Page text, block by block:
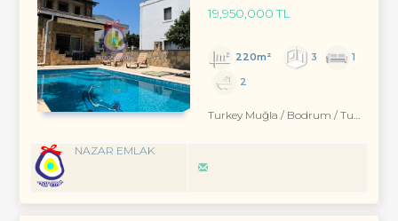
19,950,000 TL
220m² 3
1
2
Turkey Muğla / Bodrum / Turgutreis
NAZAR EMLAK